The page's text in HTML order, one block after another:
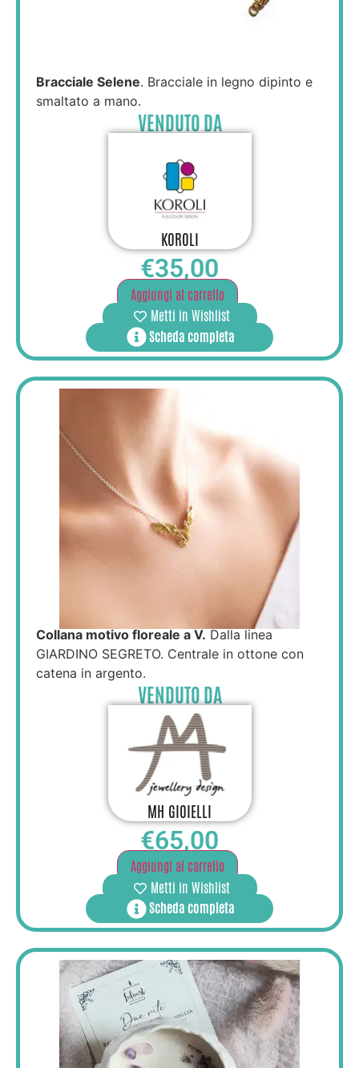
Bracciale Selene. Bracciale in legno dipinto e
smaltato a mano.
VENDUTO DA
KOROLI
€35,00
Aggiungi al carrello
Metti in Wishlist
Scheda completa
Collana motivo floreale a V.Dalla linea
GIARDINO SEGRETO. Centrale in ottone con
catena in argento.
VENDUTO DA
MH GIOIELLI
€65,00
Aggiungi al carrello
Metti in Wishlist
Scheda completa